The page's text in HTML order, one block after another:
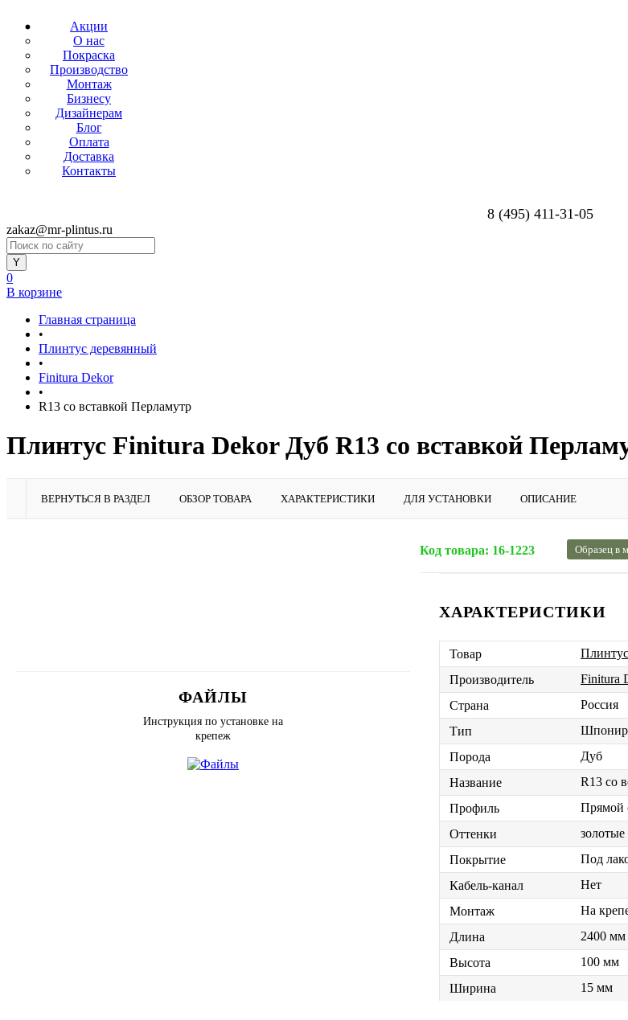
Акции
О нас
Покраска
Производство
Монтаж
Бизнесу
Дизайнерам
Блог
Оплата
Доставка
Контакты
8 (495) 411-31-05
zakaz@mr-plintus.ru
0
В корзине
Главная страница
•
Плинтус деревянный
•
Finitura Dekor
•
R13 со вставкой Перламутр
Плинтус Finitura Dekor Дуб R13 со вставкой
ВЕРНУТЬСЯ В РАЗДЕЛ ОБЗОР ТОВАРА ХАРАКТЕРИСТИКИ ДЛЯ УСТАНОВКИ ОПИСАНИЕ
ФАЙЛЫ
Инструкция по установке на
крепеж
Код товара: 16-1223 Образец в
ХАРАКТЕРИСТИКИ
Товар
Производитель
Finitura
Страна
Россия
Тип
Порода
Дуб
Название
R13 со
Профиль
Прямой
Оттенки
золотые
Покрытие
Под
Кабель-канал
Нет
Монтаж
На
Длина
2400 мм
Высота
100 мм
Ширина
15 мм